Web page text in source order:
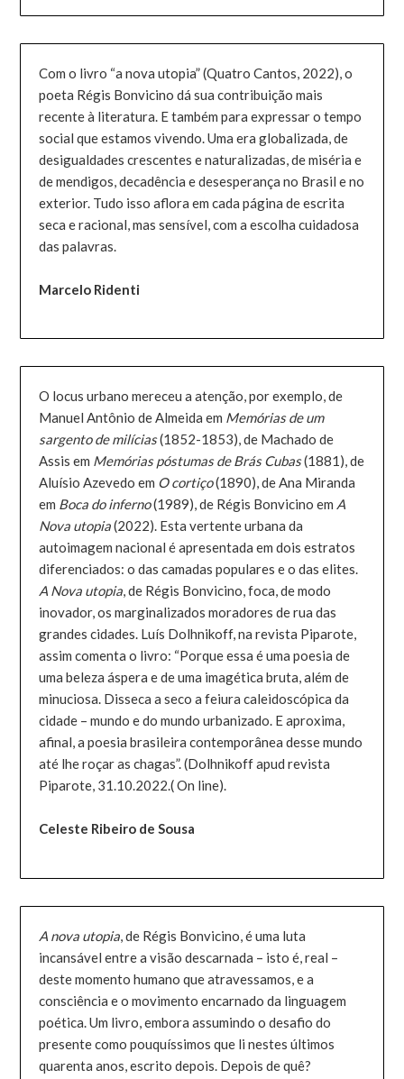
Com o livro “a nova utopia” (Quatro Cantos, 2022), o
poeta Régis Bonvicino dá sua contribuição mais
recente à literatura. E também para expressar o tempo
social que estamos vivendo. Uma era globalizada, de
desigualdades crescentes e naturalizadas, de miséria e
de mendigos, decadência e desesperança no Brasil e no
exterior. Tudo isso aflora em cada página de escrita
seca e racional, mas sensível, com a escolha cuidadosa
das palavras.
Marcelo Ridenti
O locus urbano mereceu a atenção, por exemplo, de
Manuel Antônio de Almeida em Memórias de um
sargento de milícias(1852-1853), de Machado de
Assis em Memórias póstumas de Brás Cubas(1881), de
Aluísio Azevedo em O cortiço(1890), de Ana Miranda
em Boca do inferno(1989), de Régis Bonvicino em A
Nova utopia(2022). Esta vertente urbana da
autoimagem nacional é apresentada em dois estratos
diferenciados: o das camadas populares e o das elites.
A Nova utopia, de Régis Bonvicino, foca, de modo
inovador, os marginalizados moradores de rua das
grandes cidades. Luís Dolhnikoff, na revista Piparote,
assim comenta o livro: “Porque essa é uma poesia de
uma beleza áspera e de uma imagética bruta, além de
minuciosa. Disseca a seco a feiura caleidoscópica da
cidade – mundo e do mundo urbanizado. E aproxima,
afinal, a poesia brasileira contemporânea desse mundo
até lhe roçar as chagas”. (Dolhnikoff apud revista
Piparote, 31.10.2022.( On line).
Celeste Ribeiro de Sousa
A nova utopia, de Régis Bonvicino, é uma luta
incansável entre a visão descarnada – isto é, real –
deste momento humano que atravessamos, e a
consciência e o movimento encarnado da linguagem
poética. Um livro, embora assumindo o desafio do
presente como pouquíssimos que li nestes últimos
quarenta anos, escrito depois. Depois de quê?